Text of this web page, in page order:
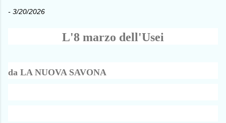
- 3/20/2026
L'8 marzo dell'Usei
da LA NUOVA SAVONA